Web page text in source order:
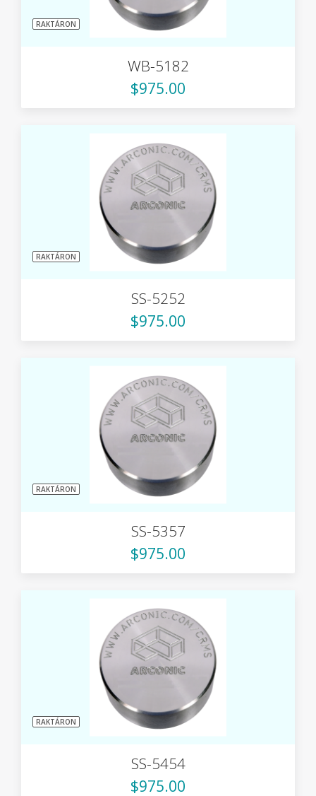
RAKTÁRON
WB-5182
$975.00
RAKTÁRON
SS-5252
$975.00
RAKTÁRON
SS-5357
$975.00
RAKTÁRON
SS-5454
$975.00